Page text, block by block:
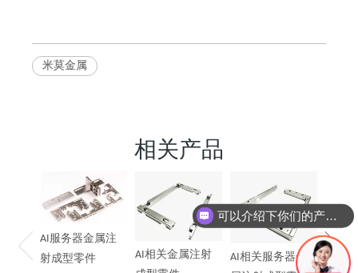
米莫金属
相关产品
AI服务器金属注
射成型零件
AI相关金属注射
AI相关服务器金
末冶
可以介绍下你们的产品么